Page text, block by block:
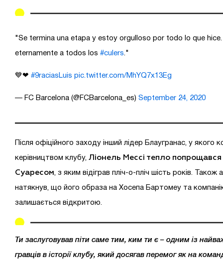
"Se termina una etapa y estoy orgulloso por todo lo que
eternamente a todos los #culers ."
💙❤ #9raciasLuis pic.twitter.com/MhYQ7x13Eg
— FC Barcelona (@FCBarcelona_es) September 24, 2020
Після офіційного заходу інший лідер Блаугранас, у якого
керівництвом клубу, Ліонель Мессі тепло попрощався
Суаресом , з яким відіграв пліч-о-пліч шість років. Також
натякнув, що його образа на Хосепа Бартомеу та
залишається відкритою.
Ти заслуговував піти саме тим, ким ти є – одним із
гравців в історії клубу, який досягав перемог як на